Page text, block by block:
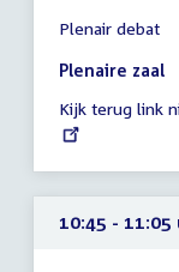
vergadering
10:15
10:45
uur
Plenair debat
Plenaire zaal
Kijk terug link
10:45 - 11:05